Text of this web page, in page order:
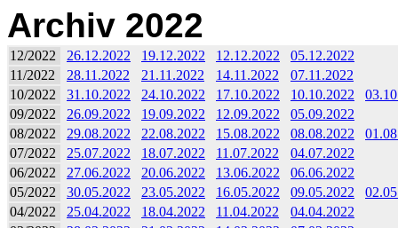
Archiv 2022
12/2022 26.12.2022 19.12.2022 12.12.2022
05.12.2022
11/2022
28.11.2022 21.11.2022 14.11.2022
07.11.2022
10/2022
31.10.2022 24.10.2022 17.10.2022 10.10.2022
09/2022
26.09.2022 19.09.2022 12.09.2022
05.09.2022
08/2022
29.08.2022 22.08.2022 15.08.2022 08.08.2022
07/2022
25.07.2022 18.07.2022 11.07.2022
04.07.2022
06/2022
27.06.2022 20.06.2022 13.06.2022
06.06.2022
05/2022
30.05.2022 23.05.2022 16.05.2022 09.05.2022
04/2022
25.04.2022 18.04.2022 11.04.2022
04.04.2022